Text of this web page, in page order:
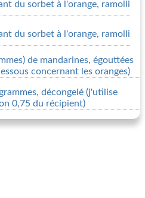
du sorbet à l'orange, ramolli
du sorbet à l'orange, ramolli
de mandarines, égouttées
concernant les oranges)
décongelé (j'utilise
0,75 du récipient)